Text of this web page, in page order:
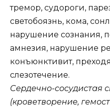
тремор, судороги,
светобоязнь, кома,
нарушение сознания,
амнезия, нарушение
конъюнктивит,
слезотечение.
Сердечно-сосудистая
(кроветворение,